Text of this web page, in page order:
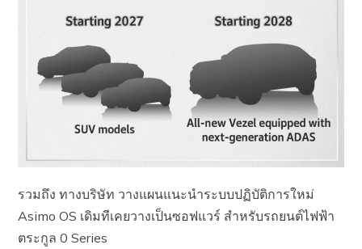
รวมถึง ทางบริษัท วางแผนแนะนำระบบปฏิบัติการใหม่
Asimo OS เดิมทีเคยวางเป็นซอฟแวร์ สำหรับรถยนต์ไฟฟ้า
ตระกูล 0 Series